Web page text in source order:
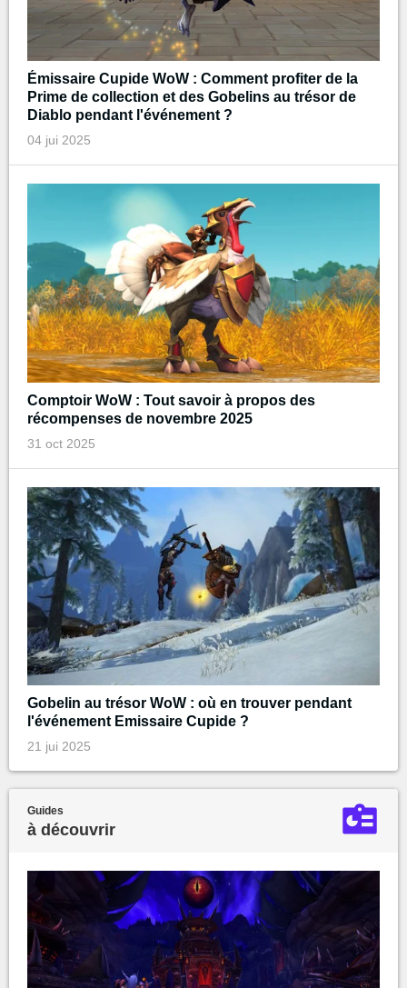
Émissaire Cupide WoW : Comment profiter de la
Prime de collection et des Gobelins au trésor de
Diablo pendant l'événement ?
04 jui 2025
Comptoir WoW : Tout savoir à propos des
récompenses de novembre 2025
31 oct 2025
Gobelin au trésor WoW : où en trouver pendant
l'événement Emissaire Cupide ?
21 jui 2025
Guides
à découvrir